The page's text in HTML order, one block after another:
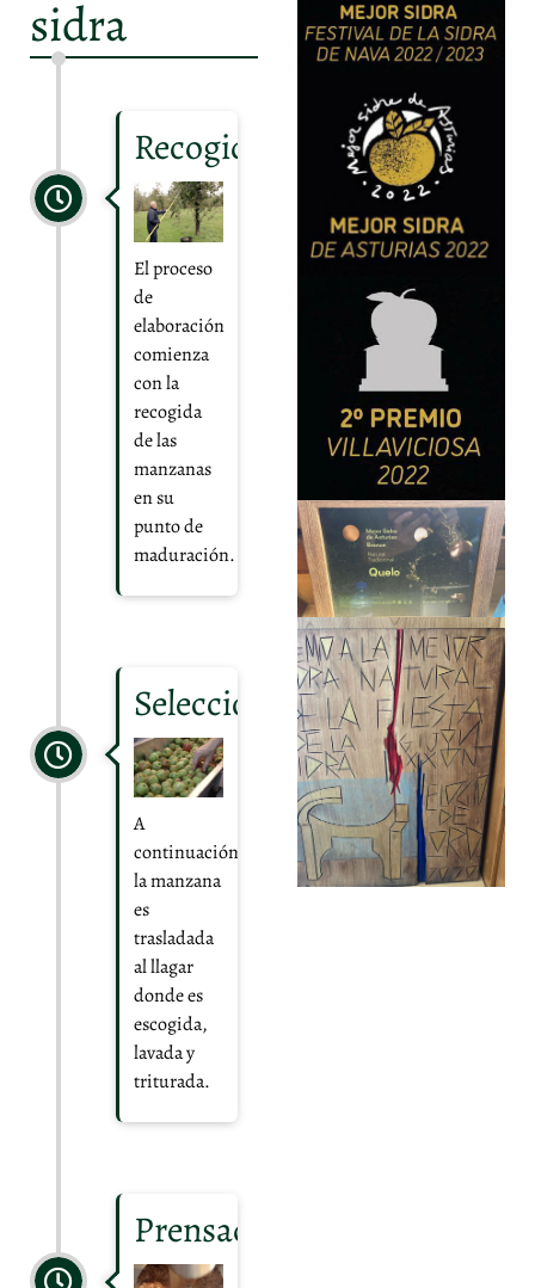
sidra
Recogida
El proceso
de
elaboración
comienza
con la
recogida
de las
manzanas
en su
punto de
maduración.
Selección
A
continuación,
la manzana
es
trasladada
al llagar
donde es
escogida,
lavada y
triturada.
Prensado